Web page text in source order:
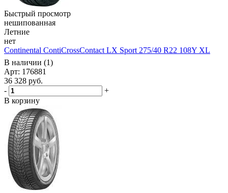
Быстрый просмотр
нешипованная
Летние
нет
Continental ContiCrossContact LX Sport 275/40 R22 108Y XL
В наличии (1)
Арт: 176881
36 328 руб.
-
+
В корзину